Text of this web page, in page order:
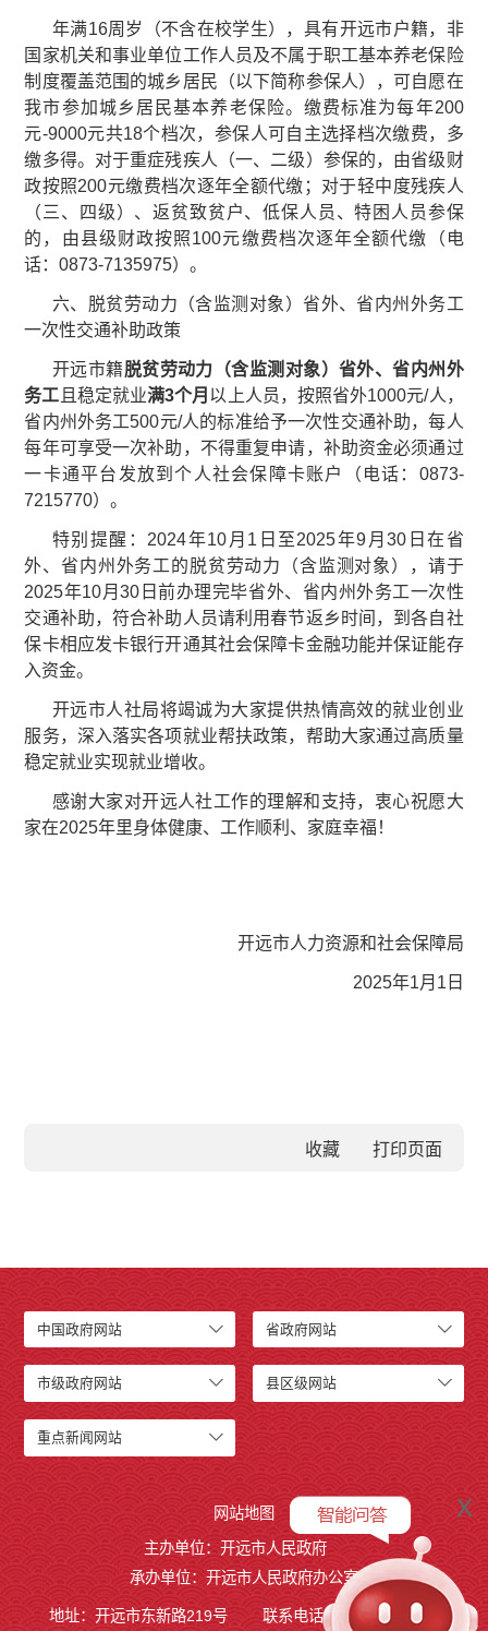
年满16周岁（不含在校学生），具有开远市户籍，非
国家机关和事业单位工作人员及不属于职工基本养老保险
制度覆盖范围的城乡居民（以下简称参保人），可自愿在
我市参加城乡居民基本养老保险。缴费标准为每年200
元-9000元共18个档次，参保人可自主选择档次缴费，多
缴多得。对于重症残疾人（一、二级）参保的，由省级财
政按照200元缴费档次逐年全额代缴；对于轻中度残疾人
（三、四级）、返贫致贫户、低保人员、特困人员参保
的，由县级财政按照100元缴费档次逐年全额代缴（电
话：0873-7135975）。
六、脱贫劳动力（含监测对象）省外、省内州外务工
一次性交通补助政策
开远市籍脱贫劳动力（含监测对象）省外、省内州外
务工 且稳定就业满3个月 以上人员，按照省外1000元/人，
省内州外务工500元/人的标准给予一次性交通补助，每人
每年可享受一次补助，不得重复申请，补助资金必须通过
一卡通平台发放到个人社会保障卡账户（电话：0873-
7215770）。
特别提醒：2024年10月1日至2025年9月30日在省
外、省内州外务工的脱贫劳动力（含监测对象），请于
2025年10月30日前办理完毕省外、省内州外务工一次性
交通补助，符合补助人员请利用春节返乡时间，到各自社
保卡相应发卡银行开通其社会保障卡金融功能并保证能存
入资金。
开远市人社局将竭诚为大家提供热情高效的就业创业
服务，深入落实各项就业帮扶政策，帮助大家通过高质量
稳定就业实现就业增收。
感谢大家对开远人社工作的理解和支持，衷心祝愿大
家在2025年里身体健康、工作顺利、家庭幸福！
开远市人力资源和社会保障局
2025年1月1日
收藏
中国政府网站 省政府网站
市级政府网站 县区级网站
重点新闻网站
网站地图
主办单位：开远市人民政府
承办单位：开远市人民政府办公室
地址：开远市东新路219号 联系电话：0873-7236877
x